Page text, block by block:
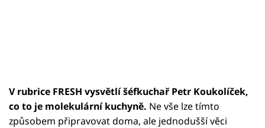
V rubrice FRESH vysvětlí šéfkuchař Petr Koukolíček,
co to je molekulární kuchyně. Ne vše lze tímto
způsobem připravovat doma, ale jednodušší věci